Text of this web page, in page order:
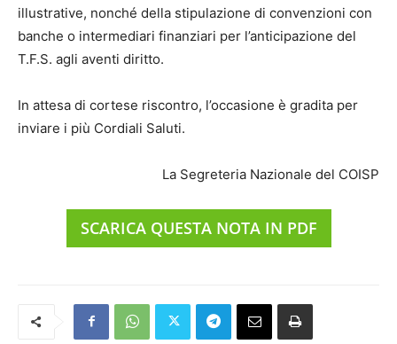
illustrative, nonché della stipulazione di convenzioni con
banche o intermediari finanziari per l’anticipazione del
T.F.S. agli aventi diritto.
In attesa di cortese riscontro, l’occasione è gradita per
inviare i più Cordiali Saluti.
La Segreteria Nazionale del COISP
SCARICA QUESTA NOTA IN PDF